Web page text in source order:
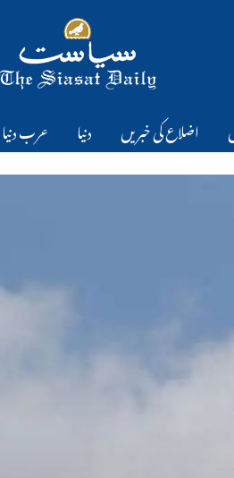
اضلاع کی خبریں دنیا عرب دنیا